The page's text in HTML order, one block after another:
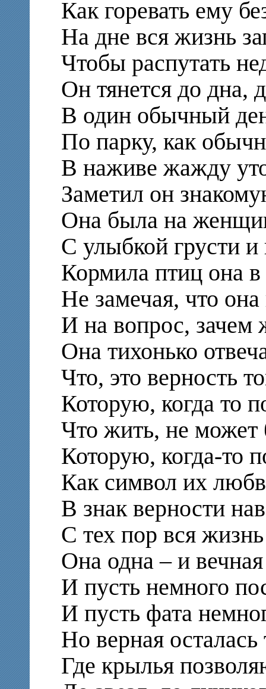
Как горевать ему
На дне вся жизнь
Чтобы распутать
Он тянется до дна,
В один обычный
По парку, как
В наживе жажду
Заметил он
Она была на
С улыбкой грусти
Кормила птиц она
Не замечая, что она
И на вопрос, зачем
Она тихонько
Что, это верность
Которую, когда то
Что жить, не может
Которую, когда-то
Как символ их
В знак верности
С тех пор вся
Она одна – и
И пусть немного
И пусть фата
Но верная
Где крылья